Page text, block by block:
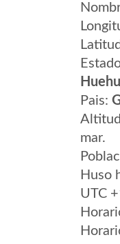
Pais:
mar.
Huso
UTC